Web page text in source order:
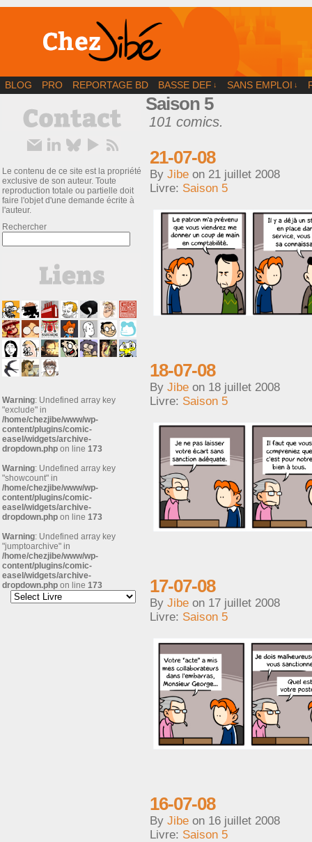
BD | Illustration | Blog
BLOG PRO REPORTAGE BD BASSE DEF ↓ SANS EMPLOI ↓
Le contenu de ce site est la propriété
exclusive de son auteur. Toute
reproduction totale ou partielle doit
faire l'objet d'une demande écrite à
l'auteur.
Rechercher
Warning: Undefined array key
"exclude" in
/home/chezjibe/www/wp-
content/plugins/comic-
easel/widgets/archive-
dropdown.php on line 173
Warning: Undefined array key
"showcount" in
/home/chezjibe/www/wp-
content/plugins/comic-
easel/widgets/archive-
dropdown.php on line 173
Warning: Undefined array key
"jumptoarchive" in
/home/chezjibe/www/wp-
content/plugins/comic-
easel/widgets/archive-
dropdown.php on line 173
Saison 5
101 comics.
21-07-08
By Jibe on 21 juillet 2008
Livre: Saison 5
18-07-08
By Jibe on 18 juillet 2008
Livre: Saison 5
17-07-08
By Jibe on 17 juillet 2008
Livre: Saison 5
16-07-08
By Jibe on 16 juillet 2008
Livre: Saison 5